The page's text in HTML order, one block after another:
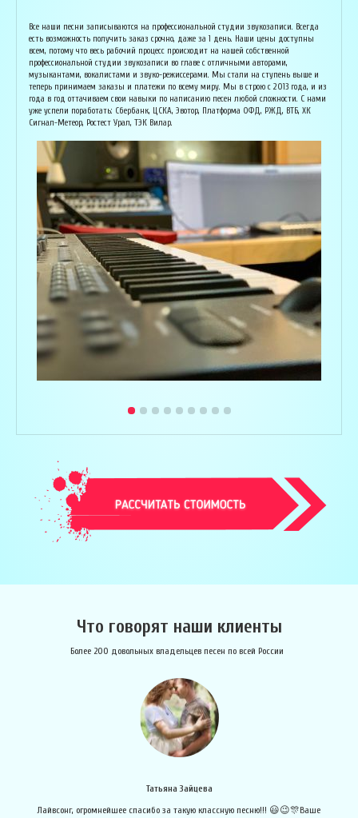
Все наши песни записываются на профессиональной студии звукозаписи. Всегда
есть возможность получить заказ срочно, даже за 1 день. Наши цены доступны
всем, потому что весь рабочий процесс происходит на нашей собственной
профессиональной студии звукозаписи во главе с отличными авторами,
музыкантами, вокалистами и звуко-режиссерами. Мы стали на ступень выше и
теперь принимаем заказы и платежи по всему миру. Мы в строю с 2013 года, и из
года в год оттачиваем свои навыки по написанию песен любой сложности. С нами
уже успели поработать: Сбербанк, ЦСКА, Эвотор, Платформа ОФД, РЖД, ВТБ, ХК
Сигнал-Метеор, Ростест Урал, ТЭК Вилар.
Основатель организации "Лайвсонг". С детства занимается музыкой, пишет
аранжировки, делает сведение и мастеринг на профессиональном уровне.
Может сделать коммерческий звук даже по записи с диктофона :) Состоит в
дуэте "Ag Jan", и выступает на концертах по всей России. Снимает клипы
вместе со своими музыкантами, и они собирают более 1 млн. просмотров на
ютубе! В основном пишет песни о любви, семье и ценностях жизни. Армен
сделает из вашей истории настоящую конфетку, обращайтесь!
Исполнитель, звукорежиссёр
Что говорят наши клиенты
Более 200 довольных владельцев песен по всей России
Алексей Дигай
Хочу поблагодарить Лайвсонг за то, что подошёл с душой и сделал все не